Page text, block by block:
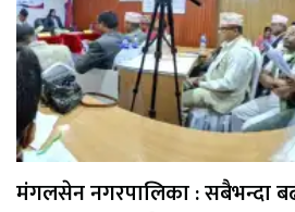
मंगलसेन नगरपालिका : सबैभन्दा